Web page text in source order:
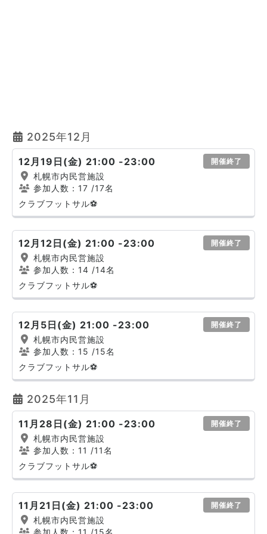
2025年12月
12月19日(金) 21:00 -23:00 開催終了
札幌市内民営施設
参加人数：17 /17名
クラブフットサル⚽
12月12日(金) 21:00 -23:00 開催終了
札幌市内民営施設
参加人数：14 /14名
クラブフットサル⚽
12月5日(金) 21:00 -23:00 開催終了
札幌市内民営施設
参加人数：15 /15名
クラブフットサル⚽
2025年11月
11月28日(金) 21:00 -23:00 開催終了
札幌市内民営施設
参加人数：11 /11名
クラブフットサル⚽
11月21日(金) 21:00 -23:00 開催終了
札幌市内民営施設
参加人数：11 /15名